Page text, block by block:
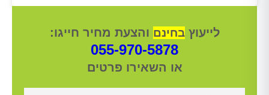
לייעוץבחינם והצעת מחיר חייגו:
055-970-5878
או השאירו פרטים